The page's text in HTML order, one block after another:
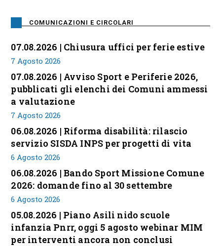
COMUNICAZIONI E CIRCOLARI
07.08.2026 | Chiusura uffici per ferie estive
7 Agosto 2026
07.08.2026 | Avviso Sport e Periferie 2026,
pubblicati gli elenchi dei Comuni ammessi
a valutazione
7 Agosto 2026
06.08.2026 | Riforma disabilità: rilascio
servizio SISDA INPS per progetti di vita
6 Agosto 2026
06.08.2026 | Bando Sport Missione Comune
2026: domande fino al 30 settembre
6 Agosto 2026
05.08.2026 | Piano Asili nido scuole
infanzia Pnrr, oggi 5 agosto webinar MIM
per interventi ancora non conclusi